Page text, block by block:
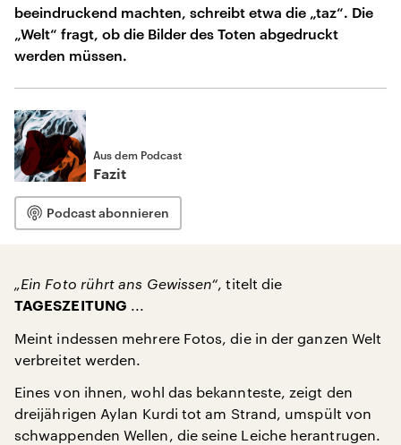
beeindruckend machten, schreibt etwa die „taz“. Die
„Welt“ fragt, ob die Bilder des Toten abgedruckt
werden müssen.
Aus dem Podcast
Fazit
Podcast abonnieren
„Ein Foto rührt ans Gewissen“, titelt die
TAGESZEITUNG ...
Meint indessen mehrere Fotos, die in der ganzen Welt
verbreitet werden.
Eines von ihnen, wohl das bekannteste, zeigt den
dreijährigen Aylan Kurdi tot am Strand, umspült von
schwappenden Wellen, die seine Leiche herantrugen.